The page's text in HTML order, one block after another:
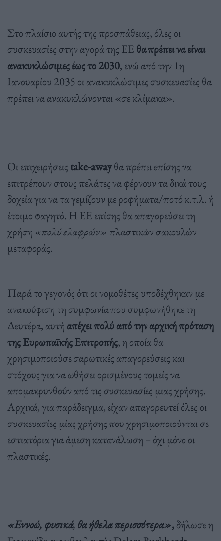
Στο πλαίσιο αυτής της προσπάθειας, όλες οι
συσκευασίες στην αγορά της ΕΕ θα πρέπει να είναι
ανακυκλώσιμες έως το 2030, ενώ από την 1η
Ιανουαρίου 2035 οι ανακυκλώσιμες συσκευασίες θα
πρέπει να ανακυκλώνονται «σε κλίμακα».
Οι επιχειρήσεις take-awayθα πρέπει επίσης να
επιτρέπουν στους πελάτες να φέρνουν τα δικά τους
δοχεία για να τα γεμίζουν με ροφήματα/ποτό κ.τ.λ. ή
έτοιμο φαγητό. Η ΕΕ επίσης θα απαγορεύσει τη
χρήση «πολύ ελαφρών» πλαστικών σακουλών
μεταφοράς.
Παρά το γεγονός ότι οι νομοθέτες υποδέχθηκαν με
ανακούφιση τη συμφωνία που συμφωνήθηκε τη
Δευτέρα, αυτή απέχει πολύ από την αρχική πρόταση
της Ευρωπαϊκής Επιτροπής, η οποία θα
χρησιμοποιούσε σαρωτικές απαγορεύσεις και
στόχους για να ωθήσει ορισμένους τομείς να
απομακρυνθούν από τις συσκευασίες μιας χρήσης.
Αρχικά, για παράδειγμα, είχαν απαγορευτεί όλες οι
συσκευασίες μίας χρήσης που χρησιμοποιούνται σε
εστιατόρια για άμεση κατανάλωση – όχι μόνο οι
πλαστικές.
«Εννοώ, φυσικά, θα ήθελα περισσότερα»,δήλωσε η